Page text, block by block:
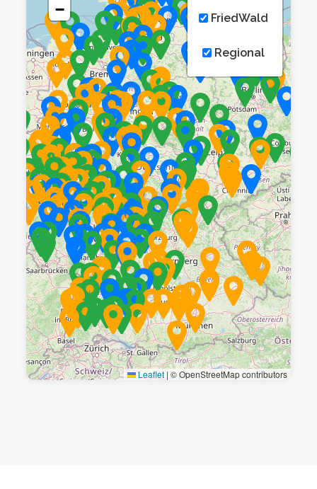
−
FriedWald
Regional
Leaflet | © OpenStreetMap contributors